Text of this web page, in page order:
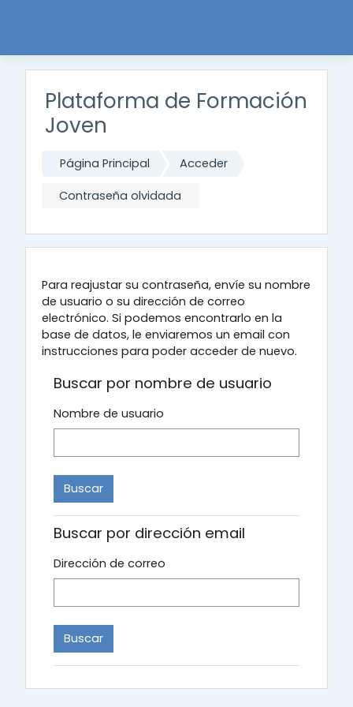
Plataforma de Formación
Joven
Página Principal Acceder
Contraseña olvidada
Para reajustar su contraseña, envíe su nombre
de usuario o su dirección de correo
electrónico. Si podemos encontrarlo en la
base de datos, le enviaremos un email con
instrucciones para poder acceder de nuevo.
Buscar por nombre de usuario
Nombre de usuario
Buscar por dirección email
Dirección de correo